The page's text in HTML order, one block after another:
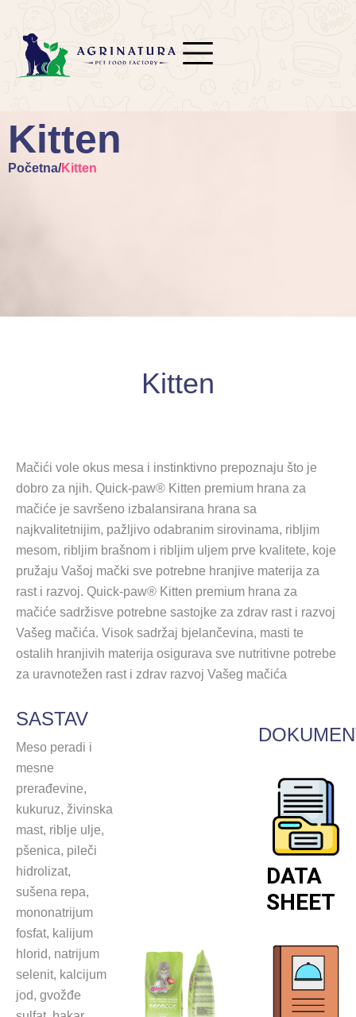
Kitten
Početna/Kitten
Kitten
Mačići vole okus mesa i instinktivno prepoznaju što je
dobro za njih. Quick-paw® Kitten premium hrana za
mačiće je savršeno izbalansirana hrana sa
najkvalitetnijim, pažljivo odabranim sirovinama, ribljim
mesom, ribljim brašnom i ribljim uljem prve kvalitete, koje
pružaju Vašoj mački sve potrebne hranjive materija za
rast i razvoj. Quick-paw® Kitten premium hrana za
mačiće sadržisve potrebne sastojke za zdrav rast i razvoj
Vašeg mačića. Visok sadržaj bjelančevina, masti te
ostalih hranjivih materija osigurava sve nutritivne potrebe
za uravnotežen rast i zdrav razvoj Vašeg mačića
SASTAV
Meso peradi i
mesne
prerađevine,
kukuruz, živinska
mast, riblje ulje,
pšenica, pileči
hidrolizat,
sušena repa,
mononatrijum
fosfat, kalijum
hlorid, natrijum
selenit, kalcijum
jod, gvožđe
DATA
SHEET